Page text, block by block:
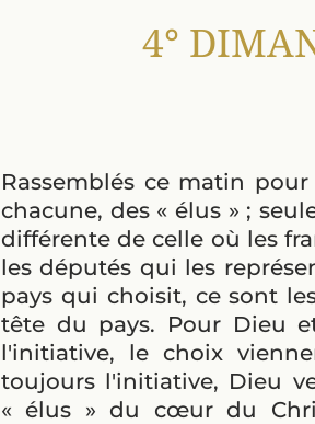
4°
Rassemblés ce matin
chacune, des « élus » ;
différente de celle où les
les députés qui les
pays qui choisit, ce sont
tête du pays. Pour Dieu
l'initiative, le choix
toujours l'initiative, Dieu
« élus » du cœur du